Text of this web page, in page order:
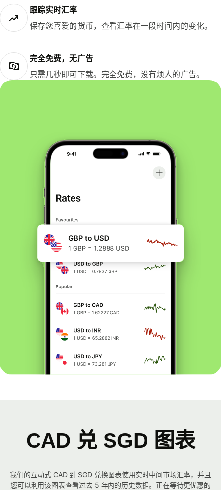
跟踪实时汇率
保存您喜爱的货币，查看汇率在一段时间内的变化。
完全免费，无广告
只需几秒即可下载。完全免费，没有烦人的广告。
CAD 兑 SGD 图表
我们的互动式 CAD 到 SGD 兑换图表使用实时中间市场汇率，并且
您可以利用该图表查看过去 5 年内的历史数据。正在等待更优惠的